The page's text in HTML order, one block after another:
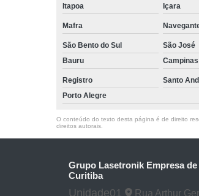
Itapoa Içara
Mafra
São Bento do Sul São José
Bauru
Campinas
Registro Santo
Porto Alegre
O conteúdo do texto desta página é de direito
direitos autorais
Grupo Lasetronik Empresa
Curitiba
Unidade01 Rua Arthur